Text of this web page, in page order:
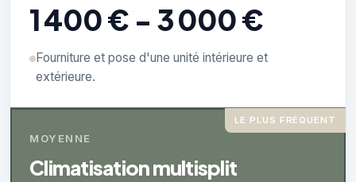
1 400 € - 3 000 €
Fourniture et pose d'une unité intérieure et
extérieure.
LE PLUS FRÉQUENT
MOYENNE
Climatisation multisplit